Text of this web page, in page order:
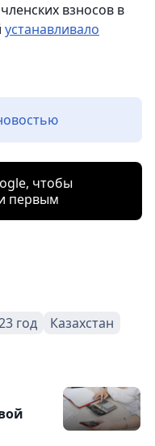
взносов в
устанавливало
чтобы
первым
год Казахстан